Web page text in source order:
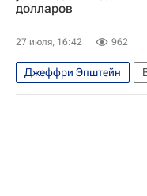
долларов
27 июля, 16:42 962
Джеффри Эпштейн
США
Россия